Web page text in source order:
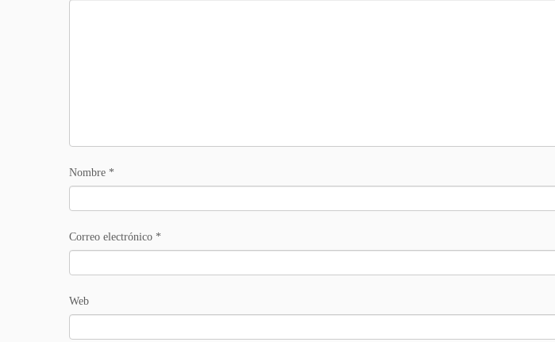
Nombre *
Correo electrónico *
Web